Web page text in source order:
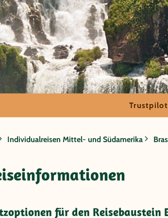
-
Trustpilot
Individualreisen Mittel- und Südamerika
für den Reisebaustein